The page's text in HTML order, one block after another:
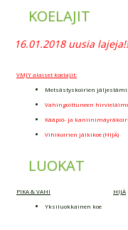
KOELAJIT
16.01.2018 uusia lajeja!!
VMJY alaiset koelajit:
Metsästyskoirien
Vahingoittuneen
Kääpiö- ja
Vihikoirien jälkikoe (HIJÄ)
LUOKAT
PIKA & VAHI
Yksiluokkainen koe
HIJÄ